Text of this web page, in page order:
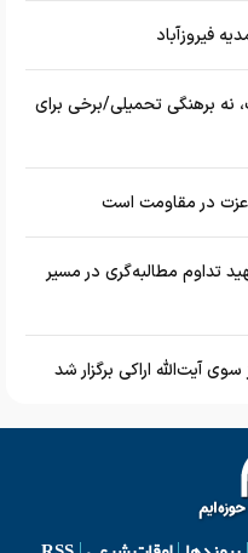
فیروزآباد
نه برهنگی تحمیلی/برخی برای
عزت در مقاومت است
تداوم مطالبه‌گری در مسیر
آیت‌الله اراکی برگزار شد